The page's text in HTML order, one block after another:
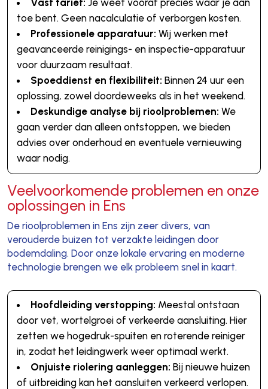
toe bent. Geen nacalculatie of verborgen kosten.
Professionele apparatuur: Wij werken met
geavanceerde reinigings- en inspectie-apparatuur
voor duurzaam resultaat.
Spoeddienst en flexibiliteit: Binnen 24 uur een
oplossing, zowel doordeweeks als in het weekend.
Deskundige analyse bij rioolproblemen: We
gaan verder dan alleen ontstoppen, we bieden
advies over onderhoud en eventuele vernieuwing
waar nodig.
Veelvoorkomende problemen en onze
oplossingen in Ens
De rioolproblemen in Ens zijn zeer divers, van
verouderde buizen tot verzakte leidingen door
bodemdaling. Door onze lokale ervaring en moderne
technologie brengen we elk probleem snel in kaart.
Hoofdleiding verstopping: Meestal ontstaan
door vet, wortelgroei of verkeerde aansluiting. Hier
zetten we hogedruk-spuiten en roterende reiniger
in, zodat het leidingwerk weer optimaal werkt.
Onjuiste riolering aanleggen: Bij nieuwe huizen
of uitbreiding kan het aansluiten verkeerd verlopen.